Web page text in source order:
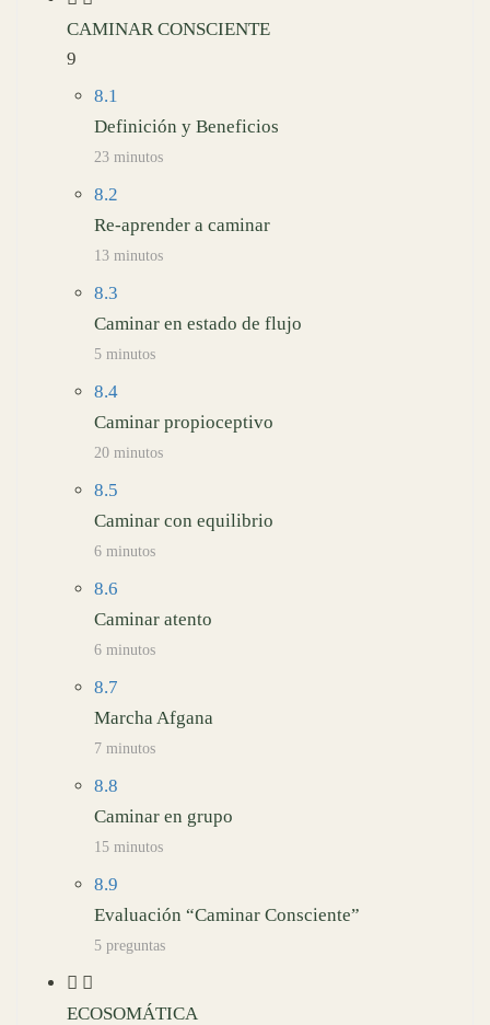
CAMINAR CONSCIENTE
9
8.1
Definición y Beneficios
23 minutos
8.2
Re-aprender a caminar
13 minutos
8.3
Caminar en estado de flujo
5 minutos
8.4
Caminar propioceptivo
20 minutos
8.5
Caminar con equilibrio
6 minutos
8.6
Caminar atento
6 minutos
8.7
Marcha Afgana
7 minutos
8.8
Caminar en grupo
15 minutos
8.9
Evaluación “Caminar Consciente”
5 preguntas
ECOSOMÁTICA